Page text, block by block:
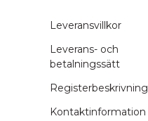
Leveransvillkor
Leverans- och
betalningssätt
Registerbeskrivning
Kontaktinformation